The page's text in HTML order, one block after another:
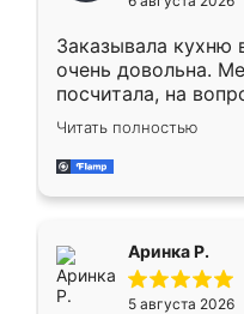
мебели буду
Заказывала кухню
очень довольна.
посчитала, на
Замерщик приехал
делу со всей
за день, ребята
Читать полностью
Аринка Р.
5 августа 2026